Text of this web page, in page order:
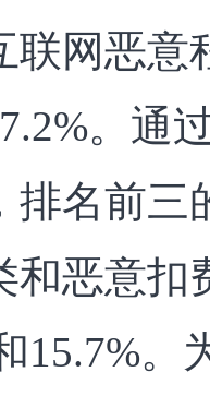
联网恶意
。通
排名前三
和恶意扣
15.7%